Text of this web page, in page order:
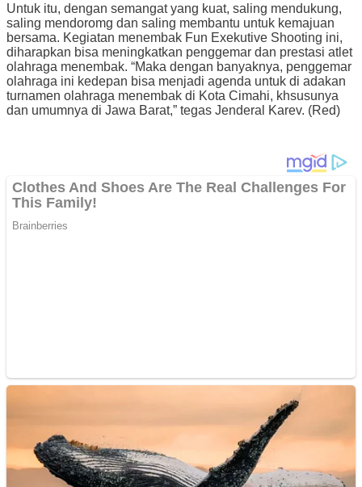
Untuk itu, dengan semangat yang kuat, saling mendukung,
saling mendoromg dan saling membantu untuk kemajuan
bersama. Kegiatan menembak Fun Exekutive Shooting ini,
diharapkan bisa meningkatkan penggemar dan prestasi atlet
olahraga menembak. “Maka dengan banyaknya, penggemar
olahraga ini kedepan bisa menjadi agenda untuk di adakan
turnamen olahraga menembak di Kota Cimahi, khsusunya
dan umumnya di Jawa Barat,” tegas Jenderal Karev. (Red)